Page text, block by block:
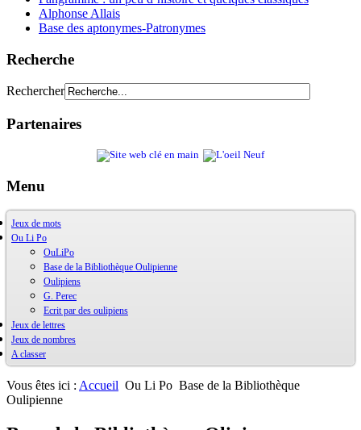
Alphonse Allais
Base des aptonymes-Patronymes
Recherche
Rechercher
Partenaires
Menu
Jeux de mots
OuXPo
Contrepets
Palindromes
Jeux de mots divers
Récréamots
Glossaire des figures de style
Chansonnances
Anaphore
Ou Li Po
OuLiPo
Base de la Bibliothèque Oulipienne
Oulipiens
G. Perec
Bibliographie
Ecrit par des oulipiens
Jeux de lettres
Jeux de nombres
Ludimath
Base Ludimath
Ludimaths : bibliographie
Nombres premiers
Jouez carré
A classer
Vous êtes ici : Accueil Ou Li Po Base de la Bibliothèque
Oulipienne